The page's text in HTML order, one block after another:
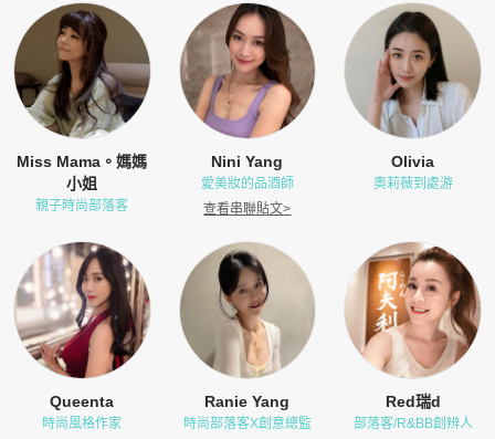
Miss Mama。媽媽
小姐
親子時尚部落客
Nini Yang
愛美妝的品酒師
查看串聯貼文>
Olivia
奧莉薇到處游
Queenta
時尚風格作家
Ranie Yang
時尚部落客X創意總監
Red瑞d
部落客/R&BB創辨人